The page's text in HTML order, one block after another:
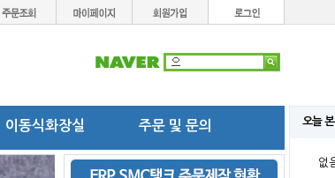
오늘
없
이동식화장실 주문 및 문의